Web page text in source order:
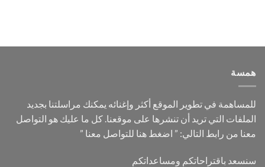
همسة
للمساهمة في تطوير الموقع أكثر وإغنائه يمكنك مراسلتنا بجديد
الملفات التي تريد أن تنشرها على موقعنا. كل ما عليك هو التواصل
معنا من رابط التالي: ” اضغط هنا للتواصل معنا ”
سنسعد باقتراحاتكم ومساعداتكم